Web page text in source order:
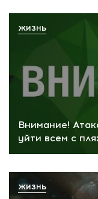
Внимание!
уйти всем с
ЖИЗНЬ
ЖИЗНЬ